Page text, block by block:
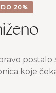
20%
postalo
koje